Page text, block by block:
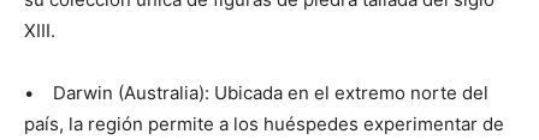
XIII.
• Darwin (Australia): Ubicada en el extremo norte del
país, la región permite a los huéspedes experimentar de